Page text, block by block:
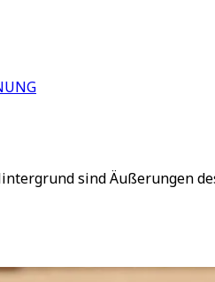
sind Äußerungen